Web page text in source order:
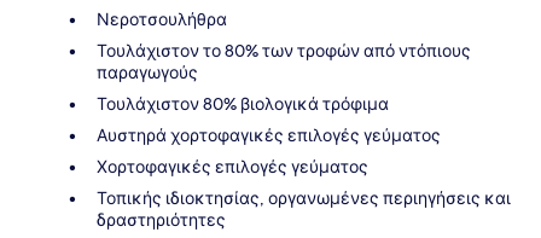
Νεροτσουλήθρα
Τουλάχιστον το 80% των τροφών από ντόπιους
παραγωγούς
Τουλάχιστον 80% βιολογικά τρόφιμα
Αυστηρά χορτοφαγικές επιλογές γεύματος
Χορτοφαγικές επιλογές γεύματος
Τοπικής ιδιοκτησίας, οργανωμένες περιηγήσεις και
δραστηριότητες